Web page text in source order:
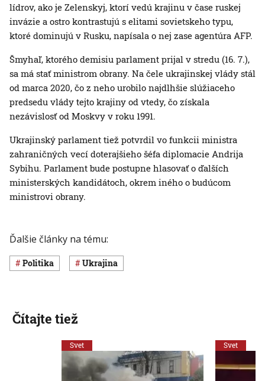
lídrov, ako je Zelenskyj, ktorí vedú krajinu v čase ruskej
invázie a ostro kontrastujú s elitami sovietskeho typu,
ktoré dominujú v Rusku, napísala o nej zase agentúra AFP.
Šmyhaľ, ktorého demisiu parlament prijal v stredu (16. 7.),
sa má stať ministrom obrany. Na čele ukrajinskej vlády stál
od marca 2020, čo z neho urobilo najdlhšie slúžiaceho
predsedu vlády tejto krajiny od vtedy, čo získala
nezávislosť od Moskvy v roku 1991.
Ukrajinský parlament tiež potvrdil vo funkcii ministra
zahraničných vecí doterajšieho šéfa diplomacie Andrija
Sybihu. Parlament bude postupne hlasovať o ďalších
ministerských kandidátoch, okrem iného o budúcom
ministrovi obrany.
Ďalšie články na tému:
Politika Ukrajina
Čítajte tiež
Svet Svet